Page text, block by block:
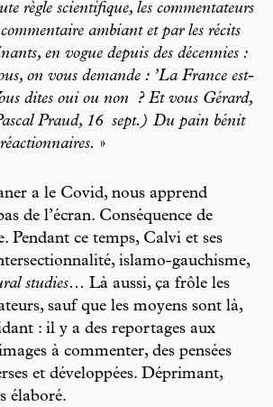
règle scientifique, les commentateurs
ambiant et par les récits
en vogue depuis des décennies :
on vous demande : ’La France est-
dites oui ou non
? Et vous Gérard,
Praud, 16 sept.) Du pain bénit
»
a le Covid, nous apprend
de l’écran. Conséquence de
Pendant ce temps, Calvi et ses
islamo-gauchisme,
studies… Là aussi, ça frôle les
sauf que les moyens sont là,
: il y a des reportages aux
à commenter, des pensées
et développées. Déprimant,
élaboré.